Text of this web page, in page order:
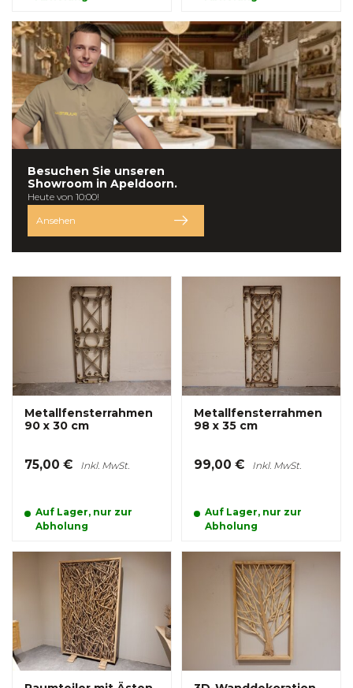
Besuchen Sie unseren
Showroom in Apeldoorn.
Heute von 10:00!
Ansehen
Metallfensterrahmen
90 x 30 cm
75,00 € Inkl. MwSt.
Auf Lager, nur zur
Abholung
Metallfensterrahmen
98 x 35 cm
99,00 € Inkl. MwSt.
Auf Lager, nur zur
Abholung